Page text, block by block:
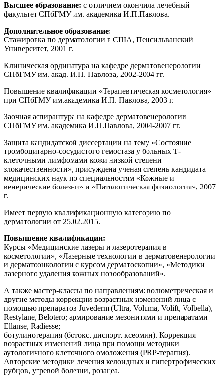
Высшее образование: с отличием окончила лечебный
факультет СПбГМУ им. академика И.П.Павлова.
Дополнительное образование:
Стажировка по дерматологии в США, Пенсильванский
Университет, 2001 г.
Клиническая ординатура на кафедре дерматовенерологии
СПбГМУ им. акад. И.П. Павлова, 2002-2004 гг.
Повышение квалификации «Терапевтическая косметология»
при СПбГМУ им.академика И.П. Павлова, 2003 г.
Заочная аспирантура на кафедре дерматовенерологии
СПбГМУ им. академика И.П.Павлова, 2004-2007 гг.
Защита кандидатской диссертации на тему «Состояние
тромбоцитарно-сосудистого гемостаза у больных Т-
клеточными лимфомами кожи низкой степени
злокачественности», присуждена ученая степень кандидата
медицинских наук по специальностям «Кожные и
венерические болезни» и «Патологическая физиология», 2007
г.
Имеет первую квалификационную категорию по
дерматологии от 25.02.2015.
Повышение квалификации:
Курсы «Медицинские лазеры и лазеротерапия в
косметологии», «Лазерные технологии в дерматовенерологии
и дерматоонкологии с курсом дерматоскопии», «Методики
лазерного удаления кожных новообразований».
А также мастер-классы по направлениям: волюметрическая и
другие методы коррекции возрастных изменений лица с
помощью препаратов Juvederm (Ultra, Voluma, Volift, Volbella),
Restylane, Вelotero; армирование мезонитями и препаратами
Ellanse, Radiesse;
ботулинотерапия (ботокс, диспорт, ксеомин). Коррекция
возрастных изменений лица при помощи методики
аутологичного клеточного омоложения (PRP-терапия).
Авторские методики лечения келоидных и гипертрофических
рубцов, угревой болезни, розацеа.